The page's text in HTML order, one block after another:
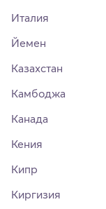
Италия
Йемен
Казахстан
Камбоджа
Канада
Кения
Кипр
Киргизия